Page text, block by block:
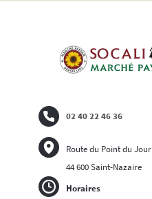
Horaires
02 40 22 46 36
Route du Point du Jour
44 600 Saint-Nazaire